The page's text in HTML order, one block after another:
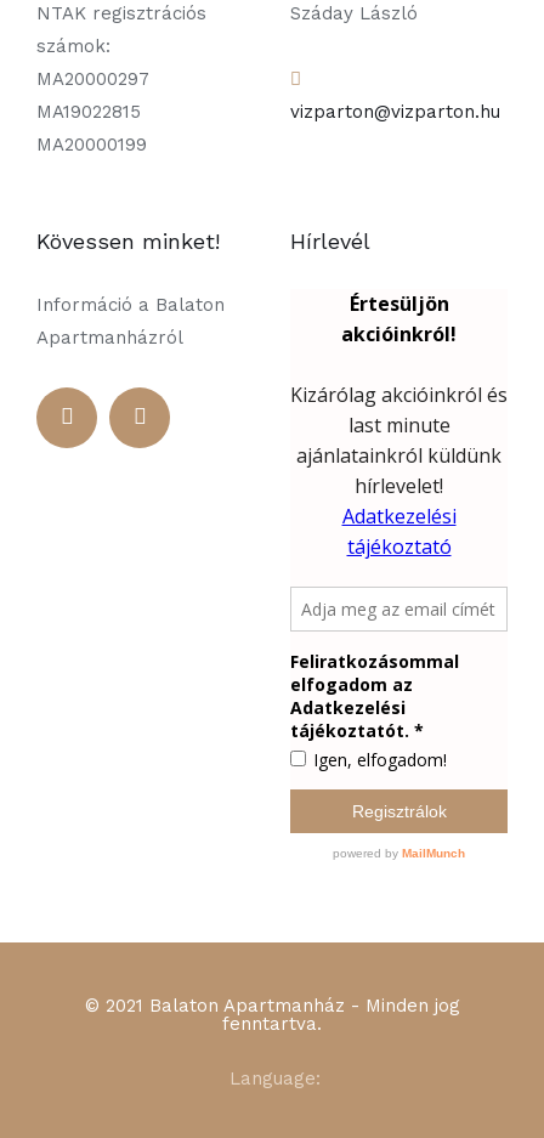
NTAK regisztrációs
számok:
MA20000297
MA19022815
MA20000199
Száday László
vizparton@vizparton.hu
Kövessen minket!
Információ a Balaton
Apartmanházról
Hírlevél
© 2021 Balaton Apartmanház - Minden jog
fenntartva.
Language: